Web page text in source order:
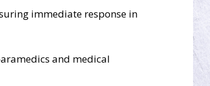
immediate response in
and medical